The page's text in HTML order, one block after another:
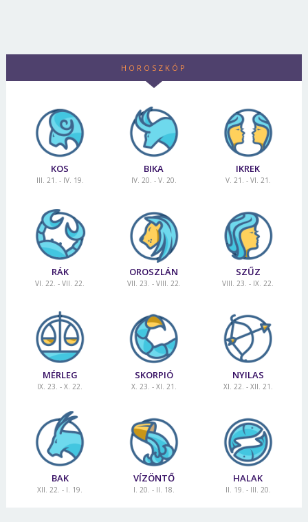
HOROSZKÓP
KOS
III. 21. - IV. 19.
BIKA
IV. 20. - V. 20.
IKREK
V. 21. - VI. 21.
RÁK
VI. 22. - VII. 22.
OROSZLÁN
VII. 23. - VIII. 22.
SZŰZ
VIII. 23. - IX. 22.
MÉRLEG
IX. 23. - X. 22.
SKORPIÓ
X. 23. - XI. 21.
NYILAS
XI. 22. - XII. 21.
BAK
XII. 22. - I. 19.
VÍZÖNTŐ
I. 20. - II. 18.
HALAK
II. 19. - III. 20.